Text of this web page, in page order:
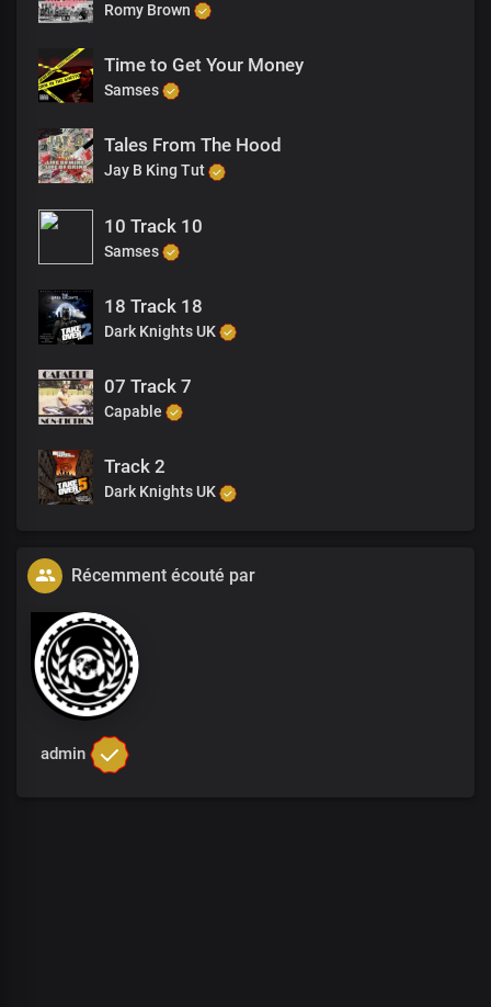
Romy Brown
Time to Get Your Money
Samses
Tales From The Hood
Jay B King Tut
10 Track 10
Samses
18 Track 18
Dark Knights UK
07 Track 7
Capable
Track 2
Dark Knights UK
Récemment écouté par
admin